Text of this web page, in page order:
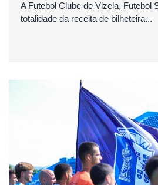
A Futebol Clube de Vizela, Futebol
totalidade da receita de bilheteira...